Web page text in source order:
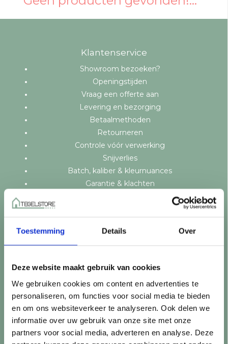
Toestemming Details Over
Deze website maakt gebruik van cookies
We gebruiken cookies om content en advertenties te
personaliseren, om functies voor social media te bieden
en om ons websiteverkeer te analyseren. Ook delen we
informatie over uw gebruik van onze site met onze
partners voor social media, adverteren en analyse. Deze
Klantenservice
Showroom bezoeken?
Openingstijden
Vraag een offerte aan
Levering en bezorging
Betaalmethoden
Retourneren
Controle vóór verwerking
Snijverlies
Batch, kaliber & kleurnuances
Garantie & klachten
Over TegelStore.nl
Privacy Policy
Producten
Alle producten
Nieuwe producten